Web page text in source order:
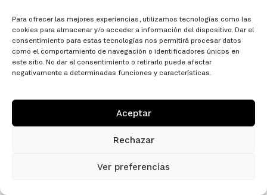
Para ofrecer las mejores experiencias, utilizamos tecnologías como las
cookies para almacenar y/o acceder a información del dispositivo. Dar el
consentimiento para estas tecnologías nos permitirá procesar datos
como el comportamiento de navegación o identificadores únicos en
este sitio. No dar el consentimiento o retirarlo puede afectar
negativamente a determinadas funciones y características.
Aceptar
Rechazar
Ver preferencias